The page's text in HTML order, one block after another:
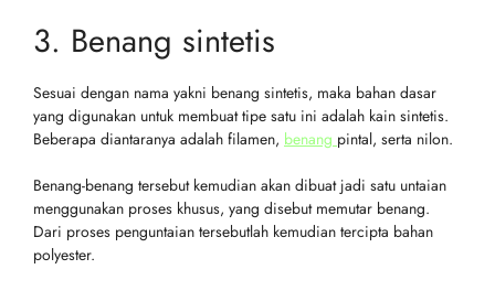
3. Benang sintetis
Sesuai dengan nama yakni benang sintetis, maka bahan dasar
yang digunakan untuk membuat tipe satu ini adalah kain sintetis.
Beberapa diantaranya adalah filamen, benang pintal, serta nilon.
Benang-benang tersebut kemudian akan dibuat jadi satu untaian
menggunakan proses khusus, yang disebut memutar benang.
Dari proses penguntaian tersebutlah kemudian tercipta bahan
polyester.